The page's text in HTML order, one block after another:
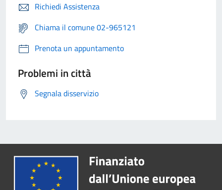
Richiedi Assistenza
Chiama il comune 02-965121
Prenota un appuntamento
Problemi in città
Segnala disservizio